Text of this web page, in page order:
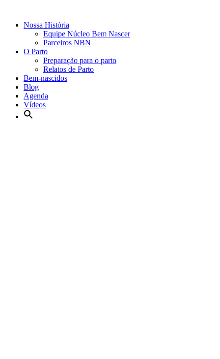
Nossa História
Equipe Núcleo Bem Nascer
Parceiros NBN
O Parto
Preparação para o parto
Relatos de Parto
Bem-nascidos
Blog
Agenda
Vídeos